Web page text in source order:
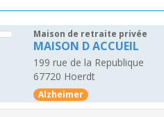
Maison de retraite privée
MAISON D ACCUEIL
199 rue de la Republique
67720 Hoerdt
Alzheimer